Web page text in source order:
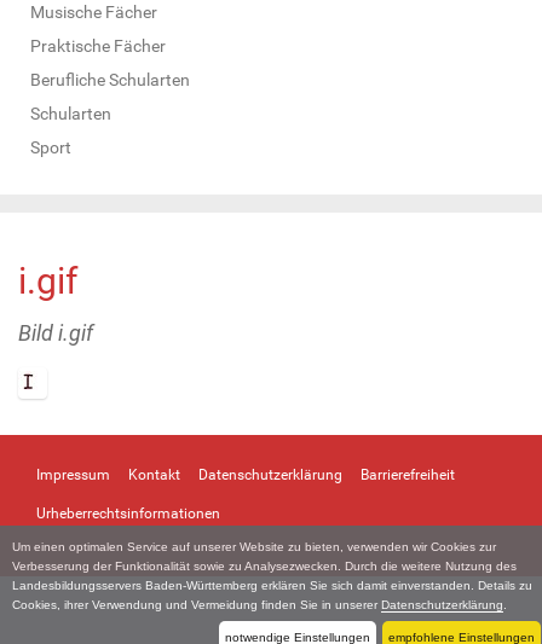
Um einen optimalen Service auf unserer Website zu bieten, verwenden wir Cookies zur
Verbesserung der Funktionalität sowie zu Analysezwecken. Durch die weitere Nutzung des
Landesbildungsservers Baden-Württemberg erklären Sie sich damit einverstanden. Details zu
Cookies, ihrer Verwendung und Vermeidung finden Sie in unserer Datenschutzerklärung
notwendige Einstellungen empfohlene Einstellungen
Musische Fächer
Praktische Fächer
Berufliche Schularten
Schularten
Sport
i.gif
Bild i.gif
e
g
e
B
i
d
Impressum Kontakt Datenschutzerklärung Barrierefreiheit
Urheberrechtsinformationen